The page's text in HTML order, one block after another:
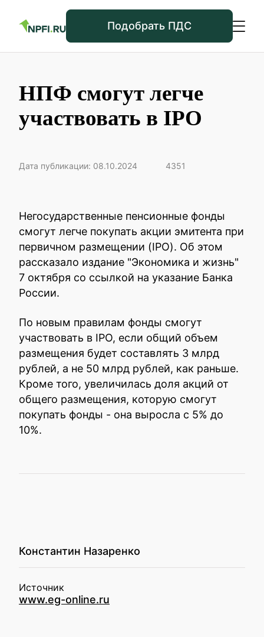
Подобрать ПДС
НПФ смогут легче
участвовать в IPO
Дата публикации: 08.10.2024 4351
Негосударственные пенсионные фонды
смогут легче покупать акции эмитента при
первичном размещении (IPO). Об этом
рассказало издание "Экономика и жизнь"
7 октября со ссылкой на указание Банка
России.
По новым правилам фонды смогут
участвовать в IPO, если общий объем
размещения будет составлять 3 млрд
рублей, а не 50 млрд рублей, как раньше.
Кроме того, увеличилась доля акций от
общего размещения, которую смогут
покупать фонды - она выросла с 5% до
10%.
Константин Назаренко
Источник
www.eg-online.ru